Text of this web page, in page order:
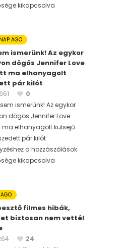
kikapcsolva
AGO
ismerünk! Az egykor
dögös Jennifer Love
ma elhanyagolt
pár kilót
0
ismerünk! Az egykor
dögös Jennifer Love
ma elhanyagolt külsejű
pár kilót
a hozzászólások
kikapcsolva
filmes hibák,
biztosan nem vettél
24